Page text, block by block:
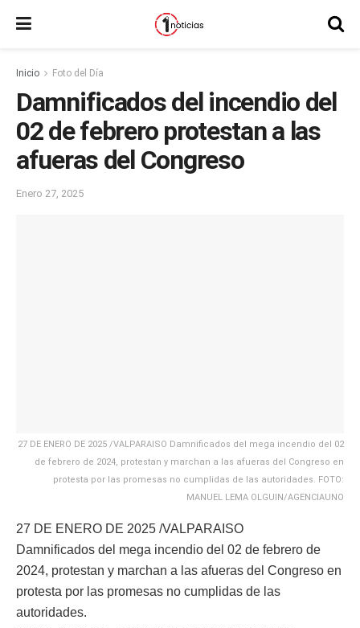
Inicio Foto del Día
Damnificados del incendio del
02 de febrero protestan a las
afueras del Congreso
Enero 27, 2025
27 DE ENERO DE 2025 /VALPARAISO Damnificados del mega incendio del 02
de febrero de 2024, protestan y marchan a las afueras del Congreso en
protesta por las promesas no cumplidas de las autoridades. FOTO:
MANUEL LEMA OLGUIN/AGENCIAUNO
27 DE ENERO DE 2025 /VALPARAISO
Damnificados del mega incendio del 02 de febrero de
2024, protestan y marchan a las afueras del Congreso en
protesta por las promesas no cumplidas de las
autoridades.